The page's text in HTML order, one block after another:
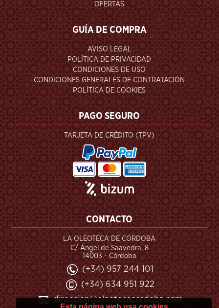
OFERTAS
GUÍA DE COMPRA
AVISO LEGAL
POLÍTICA DE PRIVACIDAD
CONDICIONES DE USO
CONDICIONES GENERALES DE CONTRATACIÓN
POLÍTICA DE COOKIES
PAGO SEGURO
TARJETA DE CRÉDITO (TPV)
CONTACTO
LA OLEOTECA DE CÓRDOBA
C/ Ángel de Saavedra, 8
14003 - Córdoba
(+34) 957 244 101
(+34) 634 951 922
direccion@oleotecacordoba.com